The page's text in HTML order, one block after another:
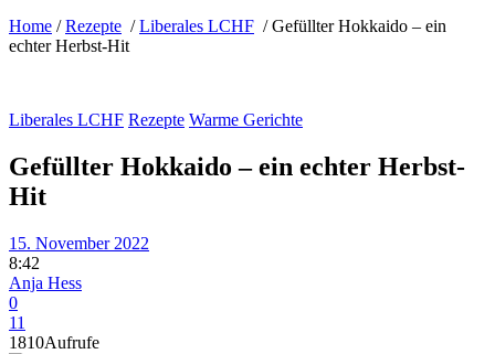
Home /Rezepte /Liberales LCHF /Gefüllter Hokkaido – ein
echter Herbst-Hit
Liberales LCHF Rezepte Warme Gerichte
Gefüllter Hokkaido – ein echter Herbst-
Hit
15. November 2022
8:42
Anja Hess
0
11
1810Aufrufe